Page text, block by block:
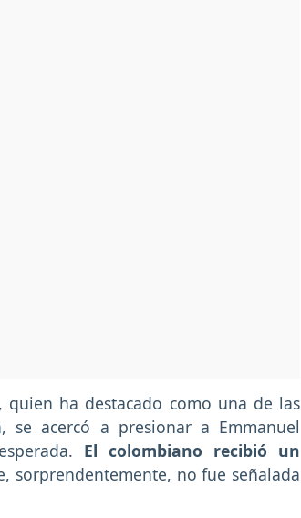
ha destacado como una de las
se acercó a presionar a Emmanuel
El colombiano recibió un
sorprendentemente, no fue señalada